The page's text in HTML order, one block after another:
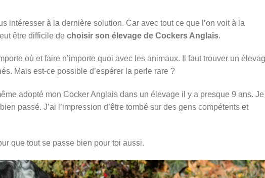
intéresser à la dernière solution. Car avec tout ce que l’on voit à la
être difficile de choisir son élevage de Cockers Anglais.
où et faire n’importe quoi avec les animaux. Il faut trouver un
Mais est-ce possible d’espérer la perle rare ?
adopté mon Cocker Anglais dans un élevage il y a presque 9 ans. Je
passé. J’ai l’impression d’être tombé sur des gens compétents et
que tout se passe bien pour toi aussi.